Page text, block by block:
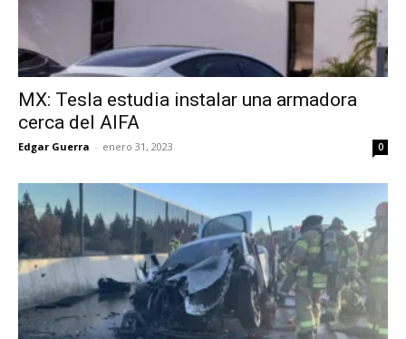
MX: Tesla estudia instalar una armadora
cerca del AIFA
Edgar Guerra - enero 31, 2023 0